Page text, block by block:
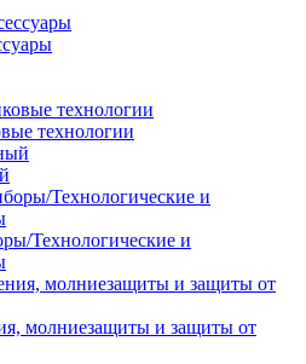
технологии
Технологические и
молниезащиты и защиты от